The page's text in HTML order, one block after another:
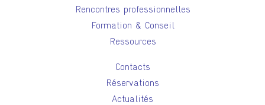
Rencontres professionnelles
Formation & Conseil
Ressources
Contacts
Réservations
Actualités